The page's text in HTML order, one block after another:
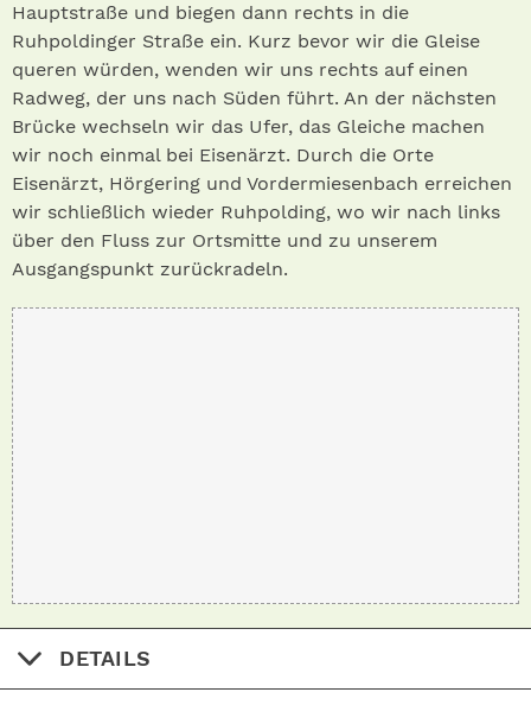
Hauptstraße und biegen dann rechts in die
Ruhpoldinger Straße ein. Kurz bevor wir die Gleise
queren würden, wenden wir uns rechts auf einen
Radweg, der uns nach Süden führt. An der nächsten
Brücke wechseln wir das Ufer, das Gleiche machen
wir noch einmal bei Eisenärzt. Durch die Orte
Eisenärzt, Hörgering und Vordermiesenbach erreichen
wir schließlich wieder Ruhpolding, wo wir nach links
über den Fluss zur Ortsmitte und zu unserem
Ausgangspunkt zurückradeln.
DETAILS